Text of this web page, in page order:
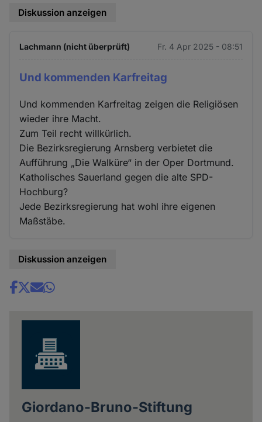
Diskussion anzeigen
Lachmann (nicht überprüft) Fr. 4 Apr 2025 - 08:51
Und kommenden Karfreitag
Und kommenden Karfreitag zeigen die Religiösen
wieder ihre Macht.
Zum Teil recht willkürlich.
Die Bezirksregierung Arnsberg verbietet die
Aufführung „Die Walküre“ in der Oper Dortmund.
Katholisches Sauerland gegen die alte SPD-
Hochburg?
Jede Bezirksregierung hat wohl ihre eigenen
Maßstäbe.
Diskussion anzeigen
Share
Giordano-Bruno-Stiftung